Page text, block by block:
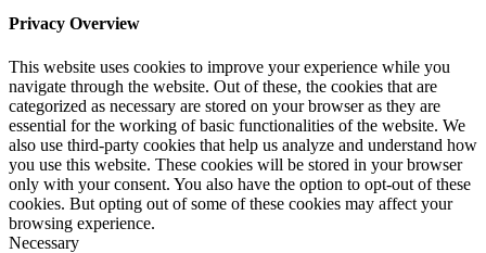
Privacy Overview
This website uses cookies to improve your experience while you
navigate through the website. Out of these, the cookies that are
categorized as necessary are stored on your browser as they are
essential for the working of basic functionalities of the website. We
also use third-party cookies that help us analyze and understand how
you use this website. These cookies will be stored in your browser
only with your consent. You also have the option to opt-out of these
cookies. But opting out of some of these cookies may affect your
browsing experience.
Necessary